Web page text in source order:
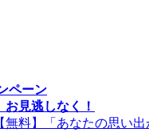
ペーン
見逃しなく！
料】「あなたの思い